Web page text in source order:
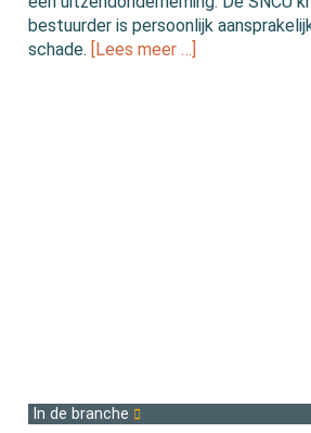
bestuurder is persoonlijk
schade.
[Lees meer …]
In de branche